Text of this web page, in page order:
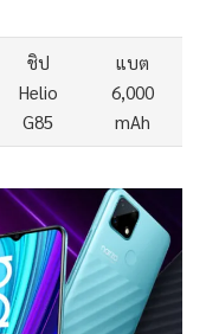
ชิป
Helio
G85
แบต
6,000
mAh